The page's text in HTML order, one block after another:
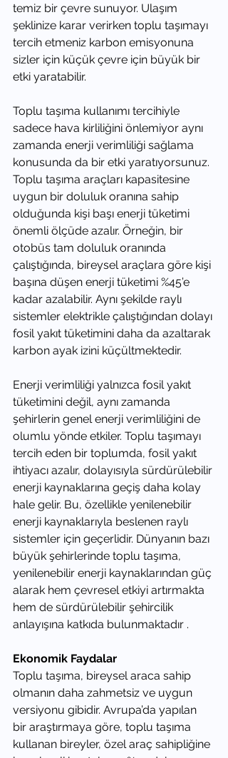
temiz bir çevre sunuyor. Ulaşım
şeklinize karar verirken toplu taşımayı
tercih etmeniz karbon emisyonuna
sizler için küçük çevre için büyük bir
etki yaratabilir.
Toplu taşıma kullanımı tercihiyle
sadece hava kirliliğini önlemiyor aynı
zamanda enerji verimliliği sağlama
konusunda da bir etki yaratıyorsunuz.
Toplu taşıma araçları kapasitesine
uygun bir doluluk oranına sahip
olduğunda kişi başı enerji tüketimi
önemli ölçüde azalır. Örneğin, bir
otobüs tam doluluk oranında
çalıştığında, bireysel araçlara göre kişi
başına düşen enerji tüketimi %45’e
kadar azalabilir. Aynı şekilde raylı
sistemler elektrikle çalıştığından dolayı
fosil yakıt tüketimini daha da azaltarak
karbon ayak izini küçültmektedir.
Enerji verimliliği yalnızca fosil yakıt
tüketimini değil, aynı zamanda
şehirlerin genel enerji verimliliğini de
olumlu yönde etkiler. Toplu taşımayı
tercih eden bir toplumda, fosil yakıt
ihtiyacı azalır, dolayısıyla sürdürülebilir
enerji kaynaklarına geçiş daha kolay
hale gelir. Bu, özellikle yenilenebilir
enerji kaynaklarıyla beslenen raylı
sistemler için geçerlidir. Dünyanın bazı
büyük şehirlerinde toplu taşıma,
yenilenebilir enerji kaynaklarından güç
alarak hem çevresel etkiyi artırmakta
hem de sürdürülebilir şehircilik
anlayışına katkıda bulunmaktadır .
Ekonomik Faydalar
Toplu taşıma, bireysel araca sahip
olmanın daha zahmetsiz ve uygun
versiyonu gibidir. Avrupa’da yapılan
bir araştırmaya göre, toplu taşıma
kullanan bireyler, özel araç sahipliğine